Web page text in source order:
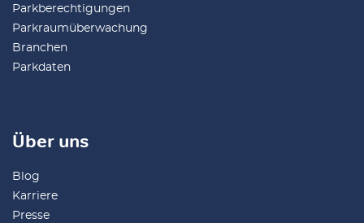
Parkberechtigungen
Parkraumüberwachung
Branchen
Parkdaten
Über uns
Blog
Karriere
Presse